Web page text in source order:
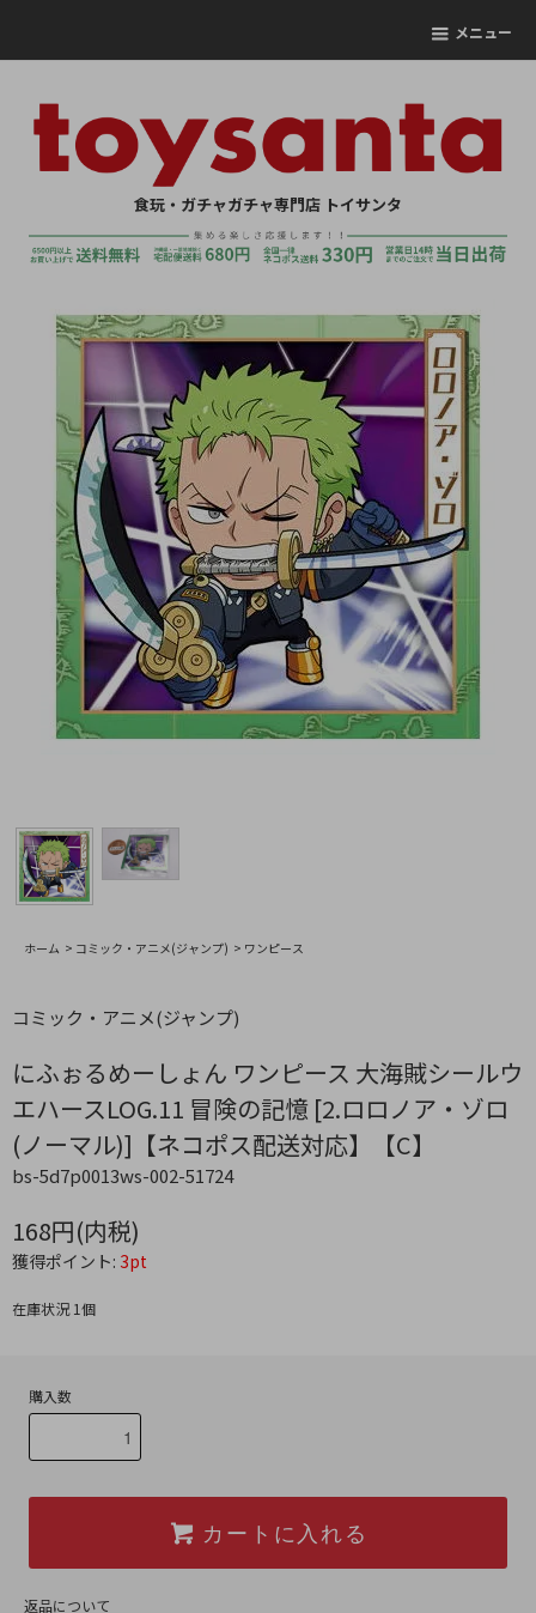
メニュー
食玩・ガチャガチャ専門店 トイサンタ
ホーム > コミック・アニメ(ジャンプ) > ワンピース
コミック・アニメ(ジャンプ)
にふぉるめーしょん ワンピース 大海賊シールウ
エハースLOG.11 冒険の記憶 [2.ロロノア・ゾロ
(ノーマル)]【ネコポス配送対応】【C】
bs-5d7p0013ws-002-51724
168円(内税)
獲得ポイント: 3pt
在庫状況 1個
購入数
カートに入れる
返品について